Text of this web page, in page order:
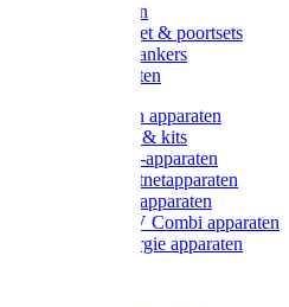
Poortgrepen
Doorgangset & poortsets
Poortgreepankers
Weidepoorten
Onderdelen apparaten
Starter sets & kits
9V Batterij-apparaten
230V Lichtnetapparaten
12V Accu-apparaten
230V / 12V Combi apparaten
Zonne-energie apparaten